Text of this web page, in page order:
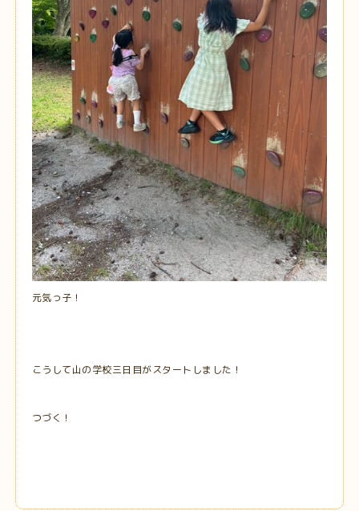
元気っ子！
こうして山の学校三日目がスタートしました！
つづく！